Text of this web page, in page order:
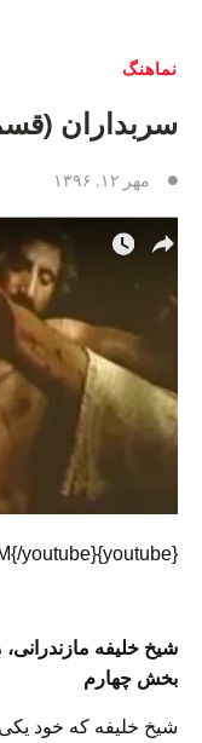
نماهنگ
سربداران
مهر ۱۲, ۱۳۹۶
{youtube}eqornXICkHM{/youtube}
شیخ خلیفه
بخش چهارم
شیخ خليفه که خود